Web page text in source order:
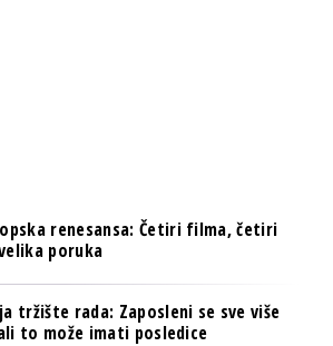
renesansa: Četiri filma, četiri
poruka
tržište rada: Zaposleni se sve više
to može imati posledice